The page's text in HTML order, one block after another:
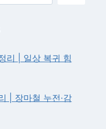
리 | 일상 복귀 힘
| 장마철 누전·감